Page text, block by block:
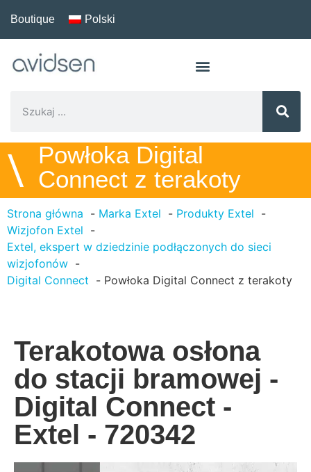
Boutique Polski
\
Powłoka Digital
Connect z terakoty
Strona główna Marka Extel
Produkty Extel
Wizjofon Extel
Extel, ekspert w dziedzinie podłączonych do sieci
wizjofonów
Digital Connect
Powłoka Digital Connect z terakoty
Terakotowa osłona
do stacji bramowej -
Digital Connect -
Extel - 720342